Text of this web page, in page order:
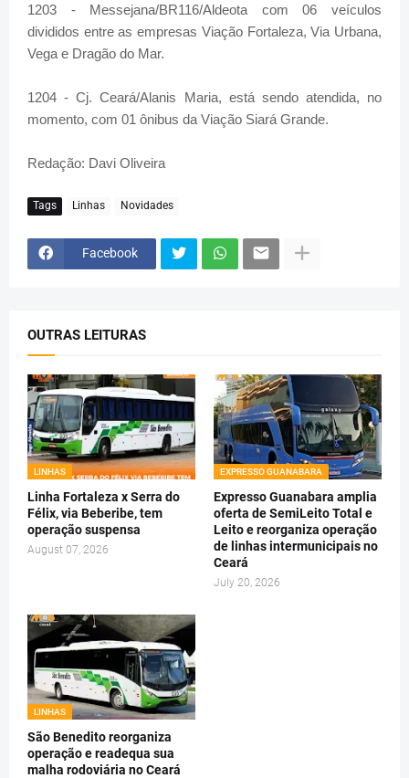
1203 - Messejana/BR116/Aldeota com 06 veículos
divididos entre as empresas Viação Fortaleza, Via Urbana,
Vega e Dragão do Mar.
1204 - Cj. Ceará/Alanis Maria, está sendo atendida, no
momento, com 01 ônibus da Viação Siará Grande.
Redação: Davi Oliveira
Tags Linhas Novidades
Facebook
OUTRAS LEITURAS
LINHAS
Linha Fortaleza x Serra do
Félix, via Beberibe, tem
operação suspensa
August 07, 2026
EXPRESSO GUANABARA
Expresso Guanabara amplia
oferta de SemiLeito Total e
Leito e reorganiza operação
de linhas intermunicipais no
Ceará
July 20, 2026
LINHAS
São Benedito reorganiza
operação e readequa sua
malha rodoviária no Ceará